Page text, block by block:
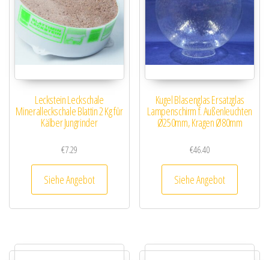
Leckstein Leckschale
Mineralleckschale Blattin 2 Kg für
Kälber Jungrinder
€7.29
Siehe Angebot
Kugel Blasenglas Ersatzglas
Lampenschirm f. Außenleuchten
Ø250mm, Kragen Ø80mm
€46.40
Siehe Angebot